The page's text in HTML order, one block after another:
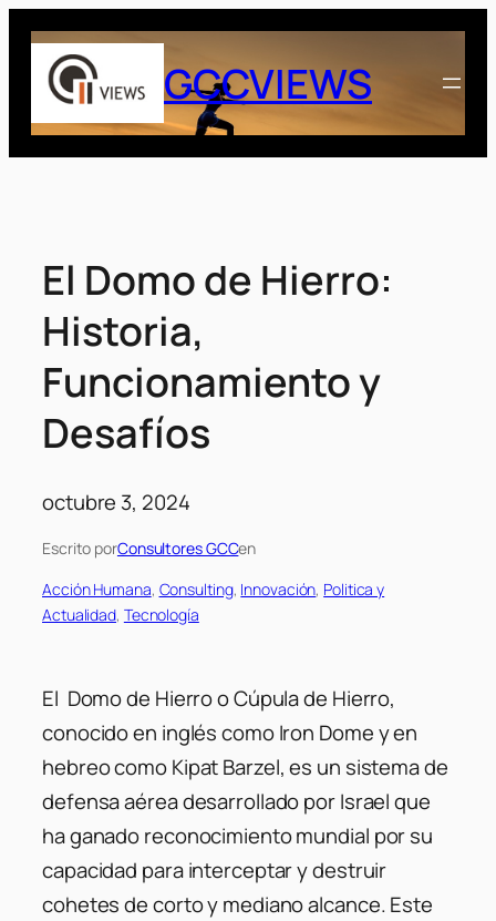
Saltar
contenido
GCCVIEWS
El Domo de Hierro:
Historia,
Funcionamiento y
Desafíos
octubre 3, 2024
Escrito porConsultores GCCen
Acción Humana, Consulting, Innovación, Politica y
Actualidad, Tecnología
El Domo de Hierro o Cúpula de Hierro,
conocido en inglés como Iron Dome y en
hebreo como Kipat Barzel, es un sistema de
defensa aérea desarrollado por Israel que
ha ganado reconocimiento mundial por su
capacidad para interceptar y destruir
cohetes de corto y mediano alcance. Este